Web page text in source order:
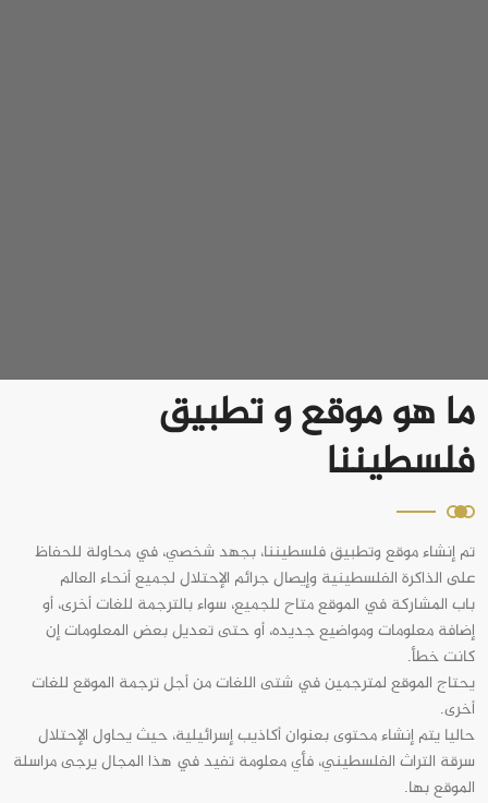
ما هو موقع و تطبيق
فلسطيننا
تم إنشاء موقع وتطبيق فلسطيننا، بجهد شخصي، في محاولة للحفاظ
على الذاكرة الفلسطينية وإيصال جرائم الإحتلال لجميع أنحاء العالم
باب المشاركة في الموقع متاح للجميع، سواء بالترجمة للغات أخرى، أو
إضافة معلومات ومواضيع جديده، أو حتى تعديل بعض المعلومات إن
كانت خطأ.
يحتاج الموقع لمترجمين في شتى اللغات من أجل ترجمة الموقع للغات
أخرى.
حاليا يتم إنشاء محتوى بعنوان أكاذيب إسرائيلية، حيث يحاول الإحتلال
سرقة التراث الفلسطيني، فأي معلومة تفيد في هذا المجال يرجى مراسلة
الموقع بها.